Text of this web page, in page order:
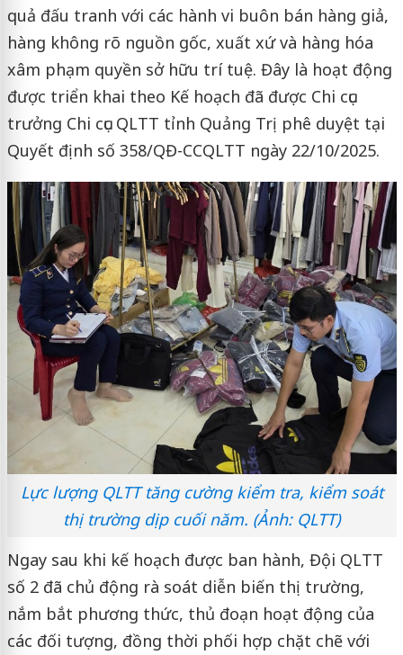
quả đấu tranh với các hành vi buôn bán hàng giả,
hàng không rõ nguồn gốc, xuất xứ và hàng hóa
xâm phạm quyền sở hữu trí tuệ. Đây là hoạt động
được triển khai theo Kế hoạch đã được Chi cục
trưởng Chi cục QLTT tỉnh Quảng Trị phê duyệt tại
Quyết định số 358/QĐ-CCQLTT ngày 22/10/2025.
Lực lượng QLTT tăng cường kiểm tra, kiểm soát
thị trường dịp cuối năm. (Ảnh: QLTT)
Ngay sau khi kế hoạch được ban hành, Đội QLTT
số 2 đã chủ động rà soát diễn biến thị trường,
nắm bắt phương thức, thủ đoạn hoạt động của
các đối tượng, đồng thời phối hợp chặt chẽ với